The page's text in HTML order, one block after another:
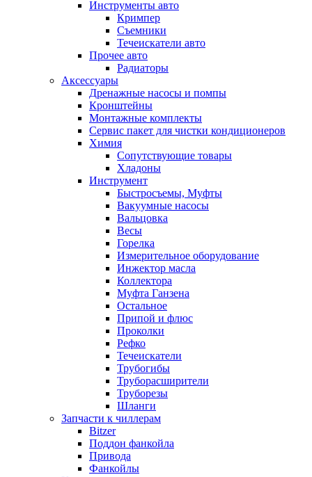
Инструменты авто
Кримпер
Съемники
Течеискатели авто
Прочее авто
Радиаторы
Аксессуары
Дренажные насосы и помпы
Кронштейны
Монтажные комплекты
Сервис пакет для чистки кондиционеров
Химия
Сопутствующие товары
Хладоны
Инструмент
Быстросъемы, Муфты
Вакуумные насосы
Вальцовка
Весы
Горелка
Измерительное оборудование
Инжектор масла
Коллектора
Муфта Ганзена
Остальное
Припой и флюс
Проколки
Рефко
Течеискатели
Трубогибы
Труборасширители
Труборезы
Шланги
Запчасти к чиллерам
Bitzer
Поддон фанкойла
Привода
Фанкойлы